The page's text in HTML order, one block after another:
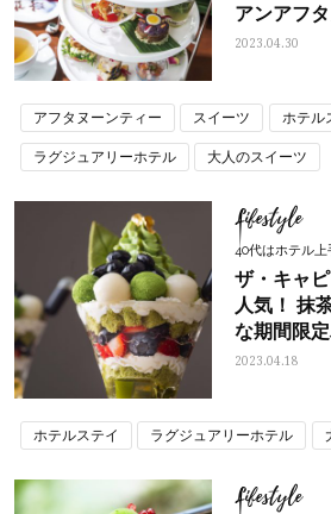
アンアフ
Halekualni
2023.04.30
アフタヌーンティー スイーツ ホテル
ラグジュアリーホテル 大人のスイーツ
Lifestyle
40代はホテル
ザ・キャ
人気！ 抹
な期間限
2023.04.18
ホテルステイ ラグジュアリーホテル
Lifestyle